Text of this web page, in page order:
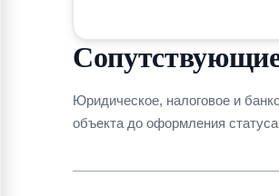
Юридическое, налоговое и
объекта до оформления